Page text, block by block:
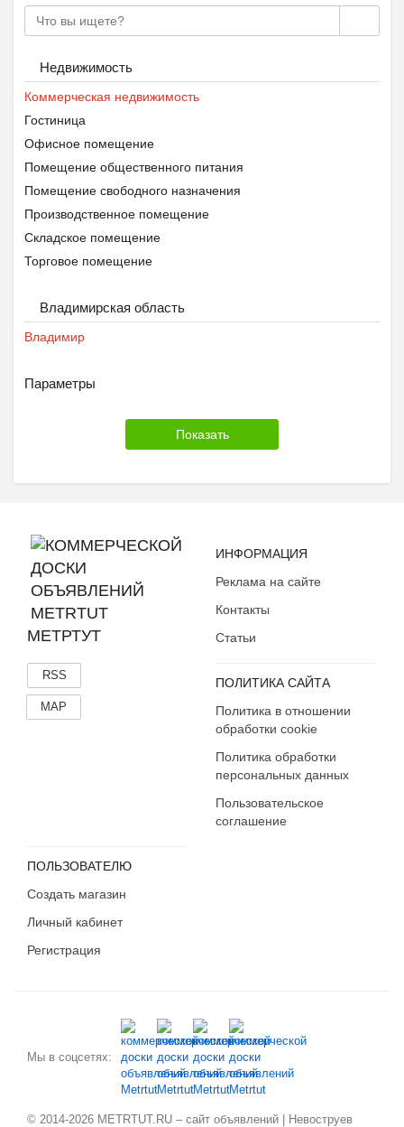
Недвижимость
Коммерческая недвижимость
Гостиница
Офисное помещение
Помещение общественного питания
Помещение свободного назначения
Производственное помещение
Складское помещение
Торговое помещение
Владимирская область
Владимир
Параметры
МЕТРТУТ
RSS
MAP
ИНФОРМАЦИЯ
Реклама на сайте
Контакты
Статьи
ПОЛИТИКА САЙТА
Политика в отношении
обработки cookie
Политика обработки
персональных данных
Пользовательское
соглашение
ПОЛЬЗОВАТЕЛЮ
Создать магазин
Личный кабинет
Регистрация
Мы в соцсетях:
© 2014-2026 METRTUT.RU – сайт объявлений | Невоструев